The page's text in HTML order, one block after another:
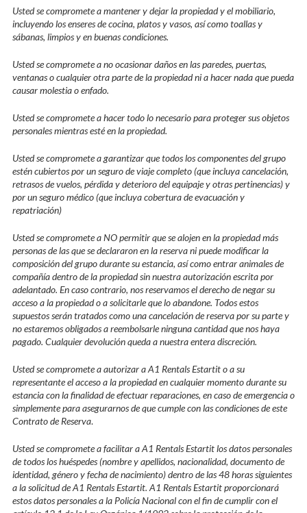
Usted se compromete a mantener y dejar la propiedad y el mobiliario,
incluyendo los enseres de cocina, platos y vasos, así como toallas y
sábanas, limpios y en buenas condiciones.
Usted se compromete a no ocasionar daños en las paredes, puertas,
ventanas o cualquier otra parte de la propiedad ni a hacer nada que pueda
causar molestia o enfado.
Usted se compromete a hacer todo lo necesario para proteger sus objetos
personales mientras esté en la propiedad.
Usted se compromete a garantizar que todos los componentes del grupo
estén cubiertos por un seguro de viaje completo (que incluya cancelación,
retrasos de vuelos, pérdida y deterioro del equipaje y otras pertinencias) y
por un seguro médico (que incluya cobertura de evacuación y
repatriación)
Usted se compromete a NO permitir que se alojen en la propiedad más
personas de las que se declararon en la reserva ni puede modificar la
composición del grupo durante su estancia, así como entrar animales de
compañía dentro de la propiedad sin nuestra autorización escrita por
adelantado. En caso contrario, nos reservamos el derecho de negar su
acceso a la propiedad o a solicitarle que lo abandone. Todos estos
supuestos serán tratados como una cancelación de reserva por su parte y
no estaremos obligados a reembolsarle ninguna cantidad que nos haya
pagado. Cualquier devolución queda a nuestra entera discreción.
Usted se compromete a autorizar a A1 Rentals Estartit o a su
representante el acceso a la propiedad en cualquier momento durante su
estancia con la finalidad de efectuar reparaciones, en caso de emergencia o
simplemente para asegurarnos de que cumple con las condiciones de este
Contrato de Reserva.
Usted se compromete a facilitar a A1 Rentals Estartit los datos personales
de todos los huéspedes (nombre y apellidos, nacionalidad, documento de
identidad, género y fecha de nacimiento) dentro de las 48 horas siguientes
a la solicitud de A1 Rentals Estartit. A1 Rentals Estartit proporcionará
estos datos personales a la Policía Nacional con el fin de cumplir con el